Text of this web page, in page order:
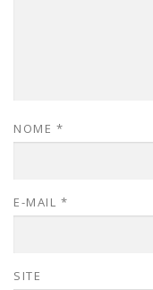
NOME *
E-MAIL *
SITE